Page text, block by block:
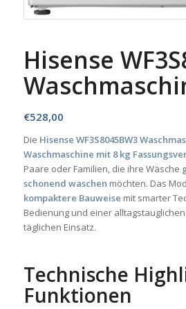
Hisense
€528,00
Die Hisense WF3S8045BW3
Waschmaschine mit 8 kg
Paare oder Familien, die ihre Wäsche
schonend waschen möchten. Das
kompaktere Bauweise mit smarter
Bedienung und einer
täglichen Einsatz.
Technische
Funktionen